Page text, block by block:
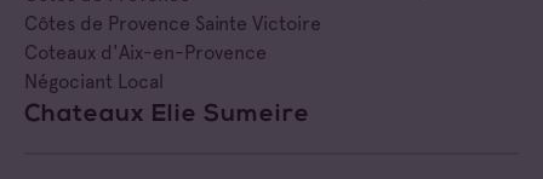
Côtes de Provence Sainte Victoire
Coteaux d'Aix-en-Provence
Négociant Local
Chateaux Elie Sumeire